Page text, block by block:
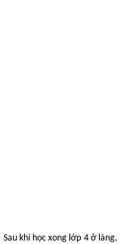
khi học xong lớp 4 ở làng,